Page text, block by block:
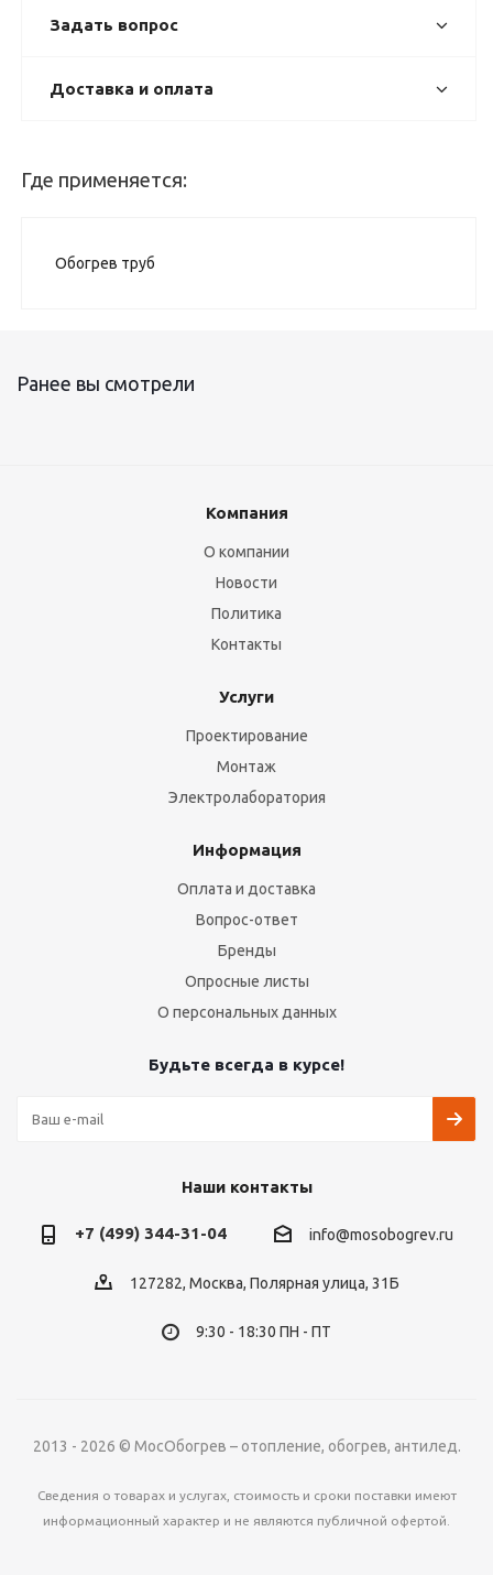
Задать вопрос
Доставка и оплата
Где применяется:
Обогрев труб
Ранее вы смотрели
Компания
О компании
Новости
Политика
Контакты
Услуги
Проектирование
Монтаж
Электролаборатория
Информация
Оплата и доставка
Вопрос-ответ
Бренды
Опросные листы
О персональных данных
Будьте всегда в курсе!
Наши контакты
+7 (499) 344-31-04 info@mosobogrev.ru
127282, Москва, Полярная улица, 31Б
9:30 - 18:30 ПН - ПТ
2013 - 2026 © МосОбогрев – отопление, обогрев, антилед.
Сведения о товарах и услугах, стоимость и сроки поставки имеют
информационный характер и не являются публичной офертой.